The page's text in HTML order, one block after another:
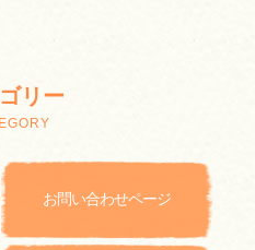
リー
お問い合わせページ